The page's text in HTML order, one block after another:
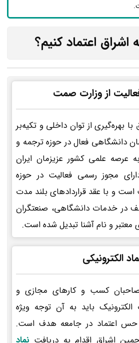
اشراق اعتماد کنیم؟
از وزارت صمت
بهره‌گیری از توان داخلی و تکیه‌بر
دانشگاهی فعال در حوزه ترجمه و
عرصه علمی کشور عزیزمان ایران
مجوز رسمی فعالیت در حوزه
و با عقد قراردادهای بلند مدت
در خدمات دانشگاهی، صنعتگران
معتبر و نام آشنا تبدیل شده است.
الکترونیکی
کسب و کارهای مجازی و
باید به آن توجه ویژه
حس اعتماد در جامعه هدف است.